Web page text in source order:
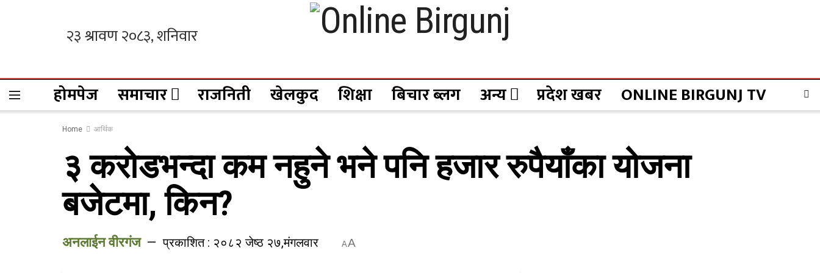
होमपेज समाचार राजनिती खेलकुद शिक्षा बिचार ब्लग अन्य प्रदेश खबर ONLINE BIRGUNJ TV
Home आर्थिक
३ करोडभन्दा कम नहुने भने पनि हजार रुपैयाँका योजना
बजेटमा, किन?
अनलाईन वीरगंज प्रकाशित : २०८२ जेष्ठ २७,मंगलवार AA